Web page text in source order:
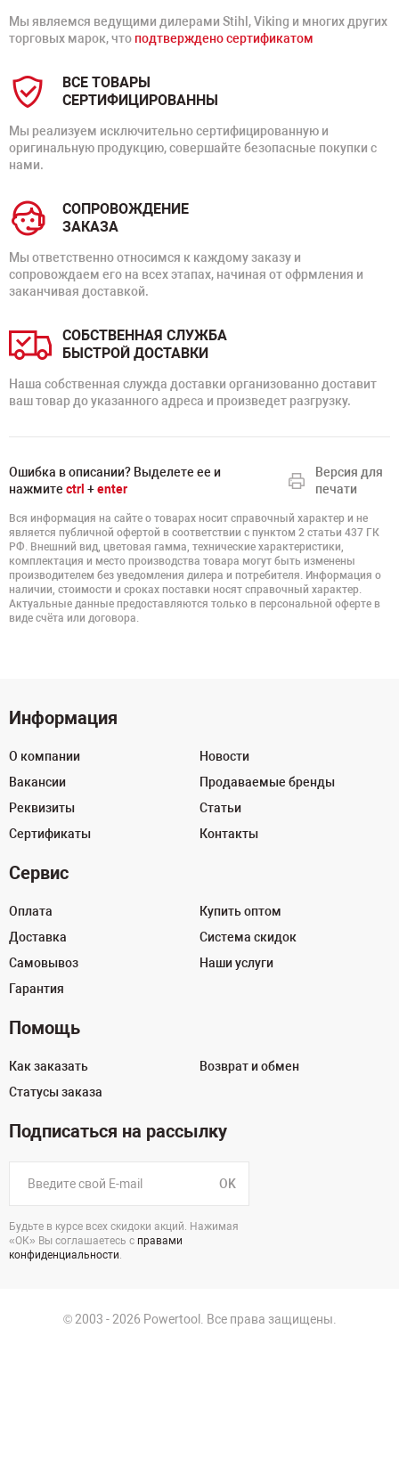
Мы являемся ведущими дилерами Stihl, Viking и многих других
торговых марок, что подтверждено сертификатом
ВСЕ ТОВАРЫ
СЕРТИФИЦИРОВАННЫ
Мы реализуем исключительно сертифицированную и
оригинальную продукцию, совершайте безопасные покупки с
нами.
СОПРОВОЖДЕНИЕ
ЗАКАЗА
Мы ответственно относимся к каждому заказу и
сопровождаем его на всех этапах, начиная от офрмления и
заканчивая доставкой.
СОБСТВЕННАЯ СЛУЖБА
БЫСТРОЙ ДОСТАВКИ
Наша собственная служда доставки организованно доставит
ваш товар до указанного адреса и произведет разгрузку.
Ошибка в описании? Выделете ее и
нажмите ctrl +enter
Версия для
печати
Вся информация на сайте о товарах носит справочный характер и не
является публичной офертой в соответствии с пунктом 2 статьи 437 ГК
РФ. Внешний вид, цветовая гамма, технические характеристики,
комплектация и место производства товара могут быть изменены
производителем без уведомления дилера и потребителя. Информация о
наличии, стоимости и сроках поставки носят справочный характер.
Актуальные данные предоставляются только в персональной оферте в
виде счёта или договора.
Информация
О компании
Вакансии
Реквизиты
Сертификаты
Новости
Продаваемые бренды
Статьи
Контакты
Сервис
Оплата
Доставка
Самовывоз
Гарантия
Купить оптом
Система скидок
Наши услуги
Помощь
Как заказать
Статусы заказа
Возврат и обмен
Подписаться на рассылку
OK
Будьте в курсе всех скидоки акций. Нажимая
«ОК» Вы соглашаетесь с правами
конфиденциальности.
© 2003 - 2026 Powertool. Все права защищены.